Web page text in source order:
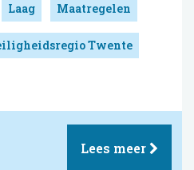
Laag Maatregelen
Twente
Lees meer